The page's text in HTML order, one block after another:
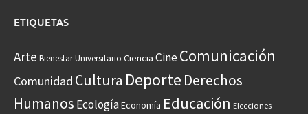
ETIQUETAS
Arte Bienestar Universitario Ciencia CineComunicación
Comunidad Cultura Deporte Derechos
Humanos EcologíaEconomía Educación Elecciones